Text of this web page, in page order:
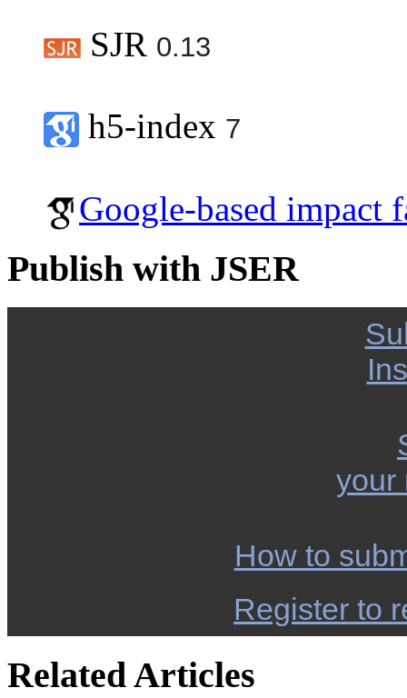
SJR 0.13
h5-index 7
Google-based impact
Publish with JSER
your
How to
Register to
Related Articles